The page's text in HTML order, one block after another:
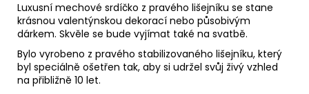
Luxusní mechové srdíčko z pravého lišejníku se stane
krásnou valentýnskou dekorací nebo působivým
dárkem. Skvěle se bude vyjímat také na svatbě.
Bylo vyrobeno z pravého stabilizovaného lišejníku, který
byl speciálně ošetřen tak, aby si udržel svůj živý vzhled
na přibližně 10 let.